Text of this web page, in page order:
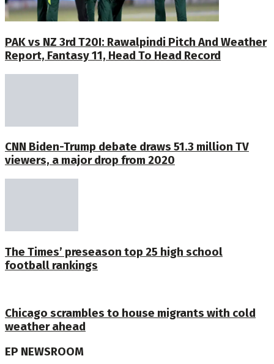
PAK vs NZ 3rd T20I: Rawalpindi Pitch And Weather
Report, Fantasy 11, Head To Head Record
CNN Biden-Trump debate draws 51.3 million TV
viewers, a major drop from 2020
The Times’ preseason top 25 high school
football rankings
Chicago scrambles to house migrants with cold
weather ahead
EP NEWSROOM